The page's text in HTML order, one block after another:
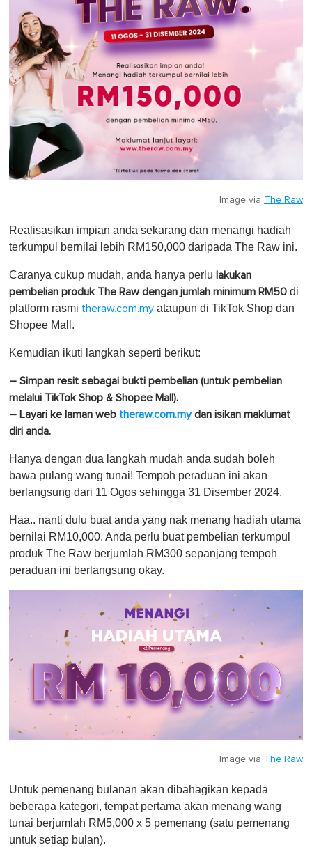
Image via The Raw
Realisasikan impian anda sekarang dan menangi hadiah
terkumpul bernilai lebih RM150,000 daripada The Raw ini.
Caranya cukup mudah, anda hanya perlu lakukan
pembelian produk The Raw dengan jumlah minimum RM50 di
platform rasmi theraw.com.my ataupun di TikTok Shop dan
Shopee Mall.
Kemudian ikuti langkah seperti berikut:
– Simpan resit sebagai bukti pembelian (untuk pembelian
melalui TikTok Shop & Shopee Mall).
– Layari ke laman web theraw.com.mydan isikan maklumat
diri anda.
Hanya dengan dua langkah mudah anda sudah boleh
bawa pulang wang tunai! Tempoh peraduan ini akan
berlangsung dari 11 Ogos sehingga 31 Disember 2024.
Haa.. nanti dulu buat anda yang nak menang hadiah utama
bernilai RM10,000. Anda perlu buat pembelian terkumpul
produk The Raw berjumlah RM300 sepanjang tempoh
peraduan ini berlangsung okay.
Image via The Raw
Untuk pemenang bulanan akan dibahagikan kepada
beberapa kategori, tempat pertama akan menang wang
tunai berjumlah RM5,000 x 5 pemenang (satu pemenang
untuk setiap bulan).